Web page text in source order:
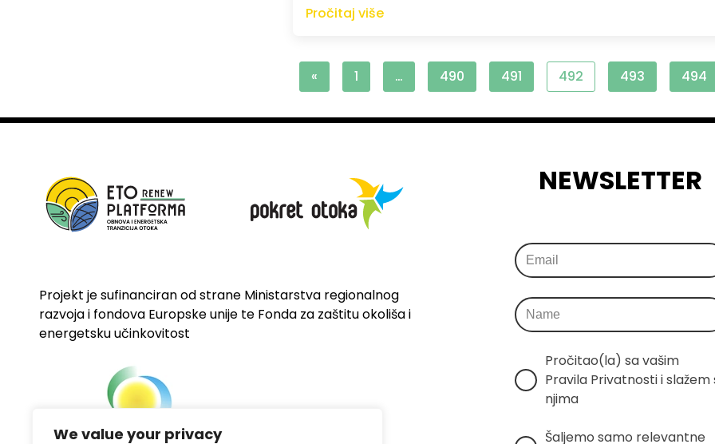
We value your privacy
Pročitaj više
« 1 … 490 491 492 493 494
Projekt je sufinanciran od strane Ministarstva regionalnog
razvoja i fondova Europske unije te Fonda za zaštitu okoliša i
energetsku učinkovitost
NEWSLETTER
Pročitao(la) sa vašim
Pravila Privatnosti i slažem
njima
Šaljemo samo relevantne